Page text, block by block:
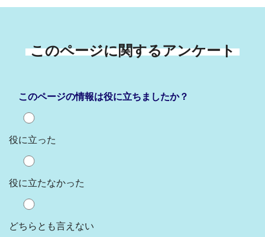
このページに関するアンケート
このページの情報は役に立ちましたか？
役に立った
役に立たなかった
どちらとも言えない